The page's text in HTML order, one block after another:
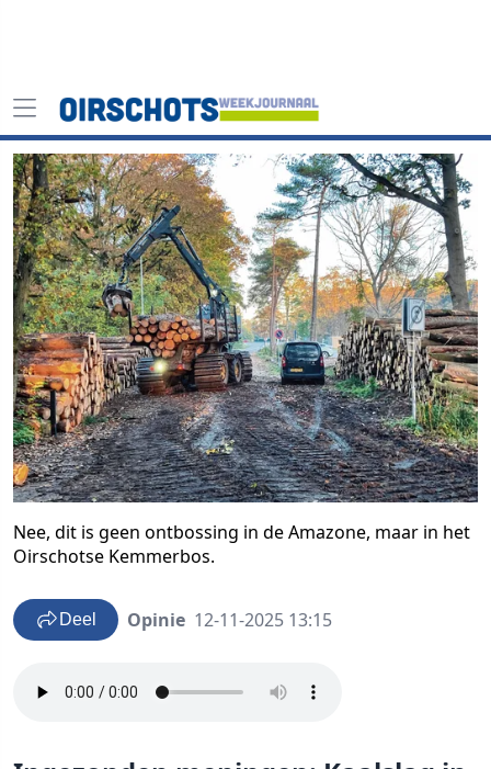
Nee, dit is geen ontbossing in de Amazone, maar in het
Oirschotse Kemmerbos.
Deel Opinie 12-11-2025 13:15